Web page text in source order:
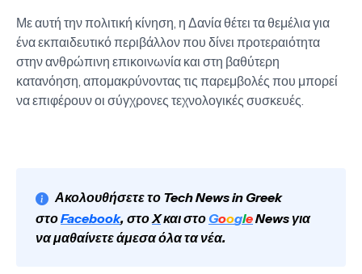
Με αυτή την πολιτική κίνηση, η Δανία θέτει τα θεμέλια για
ένα εκπαιδευτικό περιβάλλον που δίνει προτεραιότητα
στην ανθρώπινη επικοινωνία και στη βαθύτερη
κατανόηση, απομακρύνοντας τις παρεμβολές που μπορεί
να επιφέρουν οι σύγχρονες τεχνολογικές συσκευές.
Ακολουθήσετε το Tech News in Greek
στοFacebook, στοXκαι στο GoogleNews για
να μαθαίνετε άμεσα όλα τα νέα.